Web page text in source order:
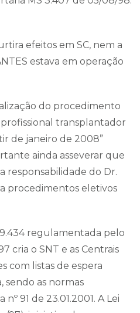
efeitos em SC, nem a
estava em operação
do procedimento
transplantador
de janeiro de 2008”
ainda asseverar que
responsabilidade do Dr.
procedimentos eletivos
regulamentada pelo
cria o SNT e as Centrais
com listas de espera
sendo as normas
91 de 23.01.2001. A Lei